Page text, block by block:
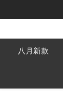
八月新款